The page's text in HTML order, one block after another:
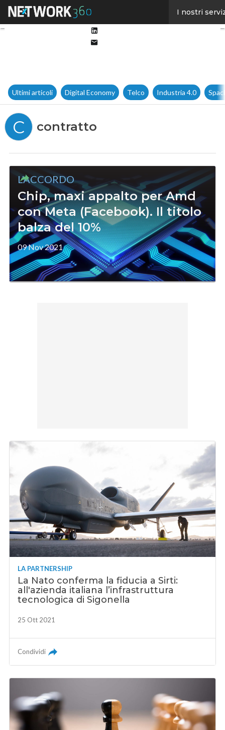
I nostri
Ultimi articoli Digital Economy Telco Industria 4.0
C contratto
L'ACCORDO
Chip, maxi appalto per Amd
con Meta (Facebook). Il titolo
balza del 10%
09 Nov 2021
LA PARTNERSHIP
La Nato conferma la fiducia a Sirti:
all'azienda italiana l’infrastruttura
tecnologica di Sigonella
25 Ott 2021
Condividi